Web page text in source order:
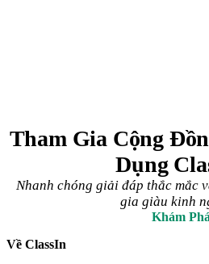
Tham Gia Cộng
Dụng
Nhanh chóng giải đáp thắc mắc
gia giàu kinh
Khám Phá
Về ClassIn